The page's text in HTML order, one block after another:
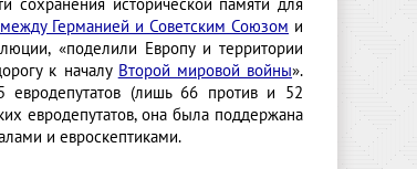
сохранения исторической памяти для
Германией и Советским Союзом и
«поделили Европу и территории
к началу Второй мировой войны».
(лишь 66 против и 52
евродепутатов, она была поддержана
и евроскептиками.